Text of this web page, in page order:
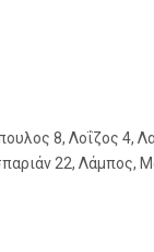
8, Λοΐζος 4,
22, Λάμπος,